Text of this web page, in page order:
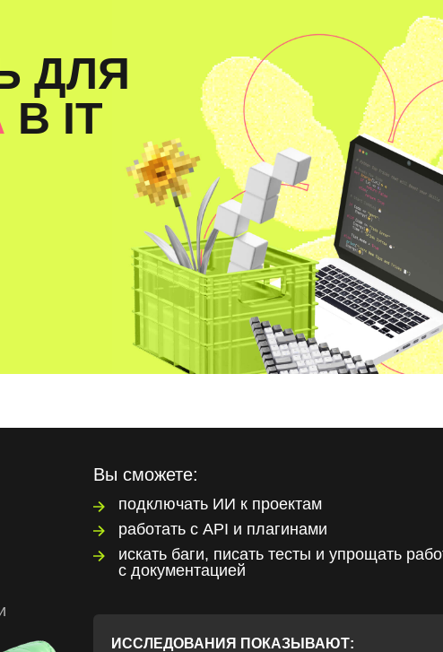
ДЛЯ
В IT
ИССЛЕДОВАНИЯ ПОКАЗЫВАЮТ:
Вы сможете:
подключать ИИ к проектам
работать с API и плагинами
искать баги, писать тесты и упрощать
с документацией